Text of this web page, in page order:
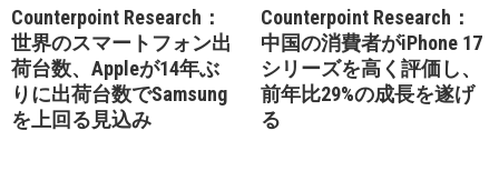
Counterpoint Research：
世界のスマートフォン出
荷台数、Appleが14年ぶ
りに出荷台数でSamsung
を上回る見込み
Counterpoint Research：
中国の消費者がiPhone 17
シリーズを高く評価し、
前年比29%の成長を遂げ
る